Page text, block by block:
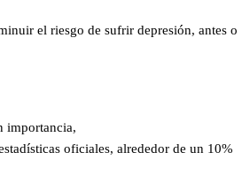
el riesgo de sufrir depresión, antes o
importancia,
oficiales, alrededor de un 10%